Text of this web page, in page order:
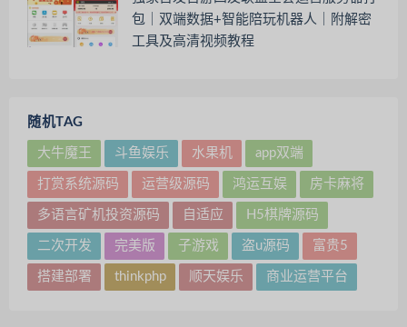
包｜双端数据+智能陪玩机器人｜附解密
工具及高清视频教程
随机TAG
大牛魔王 斗鱼娱乐 水果机 app双端
打赏系统源码 运营级源码 鸿运互娱 房卡麻将
多语言矿机投资源码 自适应 H5棋牌源码
二次开发 完美版 子游戏 盗u源码 富贵5
搭建部署 thinkphp 顺天娱乐 商业运营平台